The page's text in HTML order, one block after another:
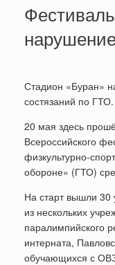
Стадион «Буран»
состязаний по ГТО.
20 мая здесь
Всероссийского
физкультурно-
обороне» (ГТО)
На старт вышли 30
из нескольких
паралимпийского
интерната,
обучающихся с